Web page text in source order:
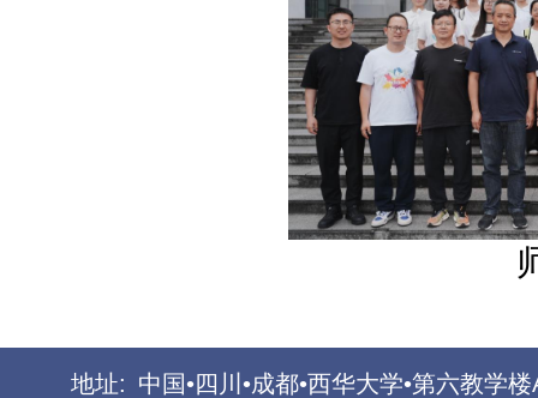
地址: 中国•四川•成都•西华大学•第六教学楼